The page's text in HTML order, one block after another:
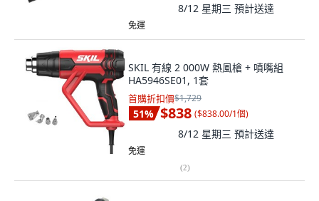
8/12 星期三 預計送達
免運
SKIL 有線 2 000W 熱風槍 + 噴嘴組
HA5946SE01, 1套
首購折扣價$1,729
51% $838 ($838.00/1個)
8/12 星期三 預計送達
免運
(2)